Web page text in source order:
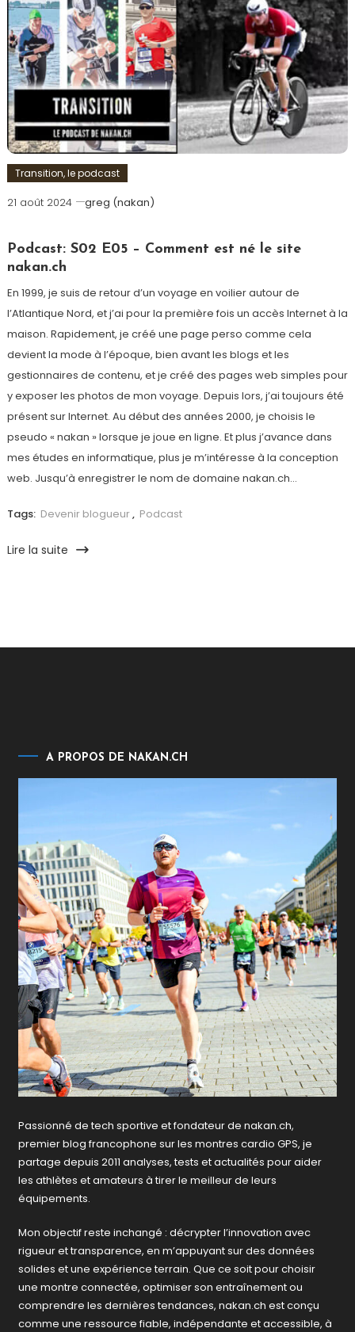
Transition, le podcast
21 août 2024 greg (nakan)
Podcast: S02 E05 – Comment est né le site
nakan.ch
En 1999, je suis de retour d’un voyage en voilier autour de
l’Atlantique Nord, et j’ai pour la première fois un accès Internet à la
maison. Rapidement, je créé une page perso comme cela
devient la mode à l’époque, bien avant les blogs et les
gestionnaires de contenu, et je créé des pages web simples pour
y exposer les photos de mon voyage. Depuis lors, j’ai toujours été
présent sur Internet. Au début des années 2000, je choisis le
pseudo « nakan » lorsque je joue en ligne. Et plus j’avance dans
mes études en informatique, plus je m’intéresse à la conception
web. Jusqu’à enregistrer le nom de domaine nakan.ch…
Tags: Devenir blogueur, Podcast
Lire la suite
A PROPOS DE NAKAN.CH
Passionné de tech sportive et fondateur de nakan.ch,
premier blog francophone sur les montres cardio GPS, je
partage depuis 2011 analyses, tests et actualités pour aider
les athlètes et amateurs à tirer le meilleur de leurs
équipements.
Mon objectif reste inchangé : décrypter l’innovation avec
rigueur et transparence, en m’appuyant sur des données
solides et une expérience terrain. Que ce soit pour choisir
une montre connectée, optimiser son entraînement ou
comprendre les dernières tendances, nakan.ch est conçu
comme une ressource fiable, indépendante et accessible, à